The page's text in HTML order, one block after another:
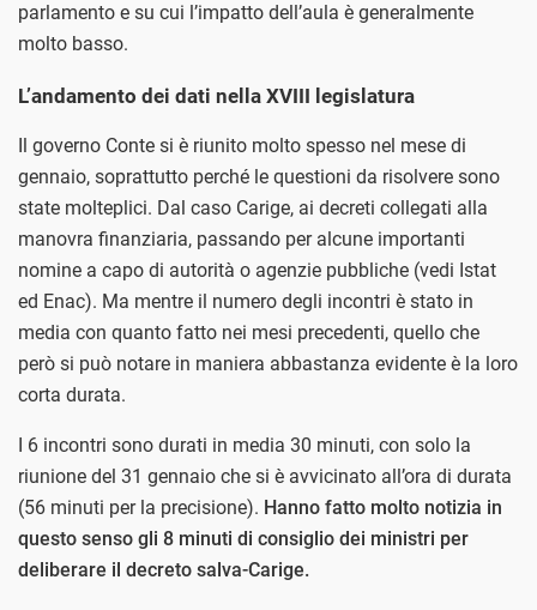
parlamento e su cui l’impatto dell’aula è generalmente
molto basso.
L’andamento dei dati nella XVIII legislatura
Il governo Conte si è riunito molto spesso nel mese di
gennaio, soprattutto perché le questioni da risolvere sono
state molteplici. Dal caso Carige, ai decreti collegati alla
manovra finanziaria, passando per alcune importanti
nomine a capo di autorità o agenzie pubbliche (vedi Istat
ed Enac). Ma mentre il numero degli incontri è stato in
media con quanto fatto nei mesi precedenti, quello che
però si può notare in maniera abbastanza evidente è la loro
corta durata.
I 6 incontri sono durati in media 30 minuti, con solo la
riunione del 31 gennaio che si è avvicinato all’ora di durata
(56 minuti per la precisione). Hanno fatto molto notizia in
questo senso gli 8 minuti di consiglio dei ministri per
deliberare il decreto salva-Carige.